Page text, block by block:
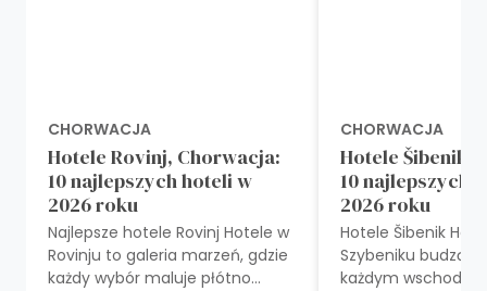
CHORWACJA
Hotele Rovinj, Chorwacja:
10 najlepszych hoteli w
2026 roku
Najlepsze hotele Rovinj Hotele w
Rovinju to galeria marzeń, gdzie
każdy wybór maluje płótno
CHORWACJA
Hotele Šibenik,
10 najlepszych
2026 roku
Hotele Šibenik
Szybeniku budzą
każdym